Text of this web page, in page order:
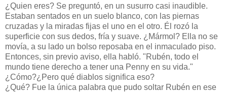
¿Quien eres? Se preguntó, en un susurro casi inaudible.
Estaban sentados en un suelo blanco, con las piernas
cruzadas y la miradas fijas el uno en el otro. Él rozó la
superficie con sus dedos, fría y suave. ¿Mármol? Ella no se
movía, a su lado un bolso reposaba en el inmaculado piso.
Entonces, sin previo aviso, ella habló. "Rubén, todo el
mundo tiene derecho a tener una Penny en su vida."
¿Cómo?¿Pero qué diablos significa eso?
¿Qué? Fue la única palabra que pudo soltar Rubén en ese